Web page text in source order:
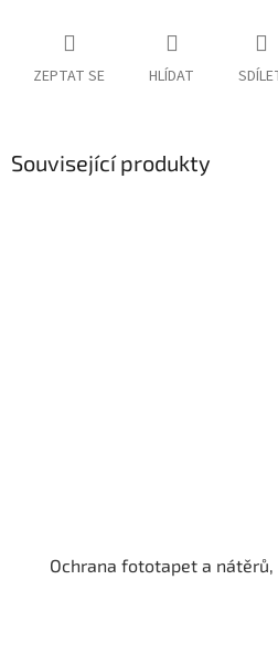
ZEPTAT SE HLÍDAT
Související produkty
Ochrana fototapet a